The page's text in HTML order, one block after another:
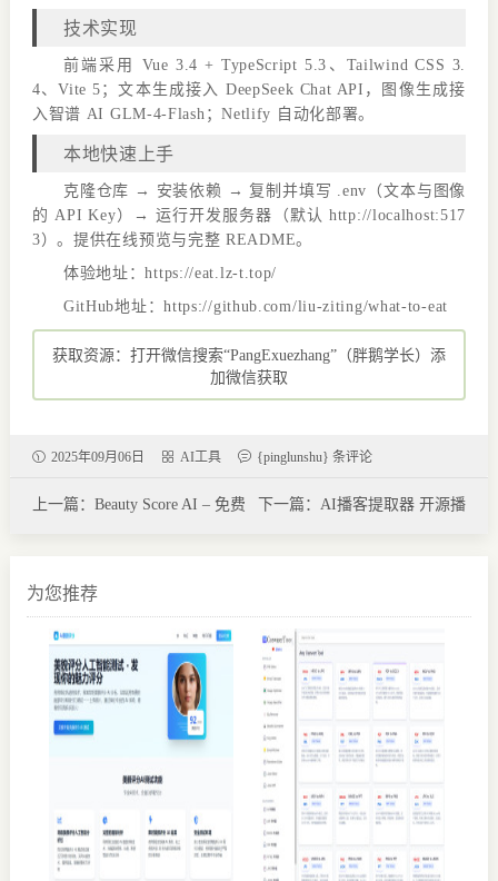
技术实现
前端采用 Vue 3.4 + TypeScript 5.3、Tailwind CSS 3.
4、Vite 5；文本生成接入 DeepSeek Chat API，图像生成接
入智谱 AI GLM-4-Flash；Netlify 自动化部署。
本地快速上手
克隆仓库 → 安装依赖 → 复制并填写 .env（文本与图像
的 API Key）→ 运行开发服务器（默认 http://localhost:517
3）。提供在线预览与完整 README。
体验地址：https://eat.lz-t.top/
GitHub地址：https://github.com/liu-ziting/what-to-eat
获取资源：打开微信搜索“PangExuezhang”（胖鹅学长）添
加微信获取
2025年09月06日 AI工具 {pinglunshu} 条评论
上一篇：Beauty Score AI – 免费
下一篇：AI播客提取器 开源播
为您推荐